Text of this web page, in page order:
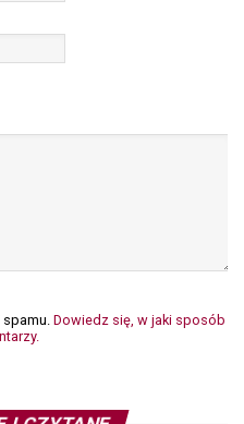
spamu.Dowiedz się, w jaki sposób